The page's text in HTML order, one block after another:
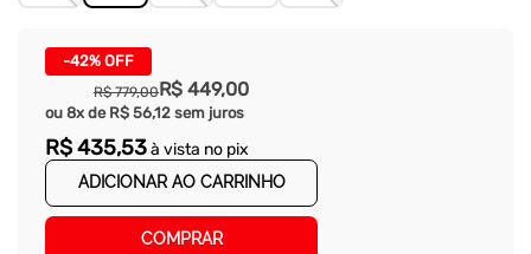
-42% OFF
R$ 449,00
R$ 779,00
ou 8x de R$ 56,12 sem juros
R$435,53à vista no pix
ADICIONAR AO CARRINHO
COMPRAR